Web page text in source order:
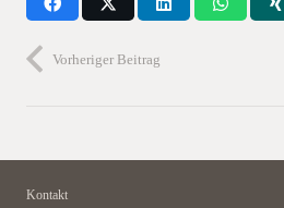
Vorheriger Beitrag
Kontakt